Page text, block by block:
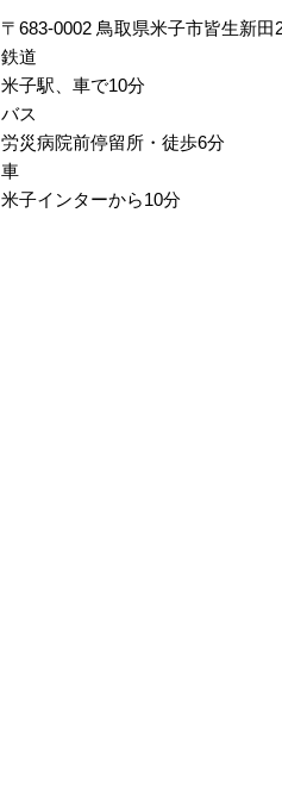
〒683-0002 鳥取県米子市皆生新
鉄道
米子駅、車で10分
バス
労災病院前停留所・徒歩6分
車
米子インターから10分